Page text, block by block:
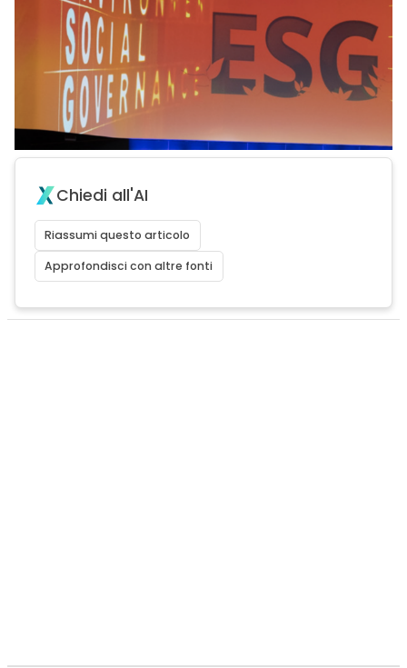
Chiedi all'AI
Riassumi questo articolo
Approfondisci con altre fonti